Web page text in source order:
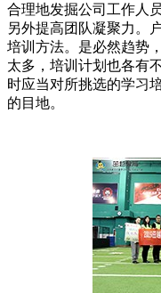
合理地发掘公司工作人
另外提高团队凝聚力。
培训方法。是必然趋势
太多，培训计划也各有
时应当对所挑选的学习
的目地。